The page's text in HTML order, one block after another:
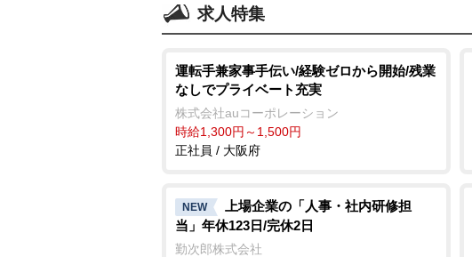
求人特集
運転手兼家事手伝い/経験ゼロから開始/残業
なしでプライベート充実
株式会社auコーポレーション
時給1,300円～1,500円
正社員 / 大阪府
NEW
上場企業の「人事・社内研修担
当」年休123日/完休2日
勤次郎株式会社